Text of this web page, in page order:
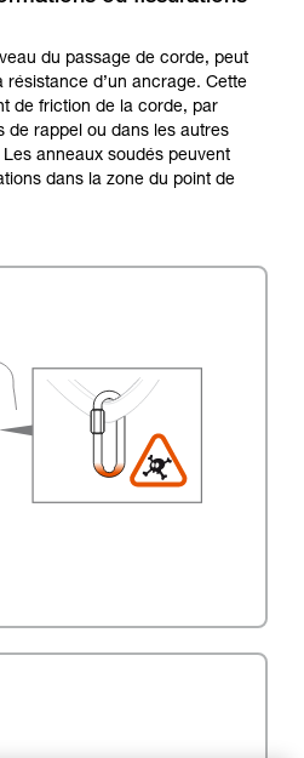
du passage de corde, peut
d’un ancrage. Cette
de friction de la corde, par
de rappel ou dans les autres
anneaux soudés peuvent
dans la zone du point de